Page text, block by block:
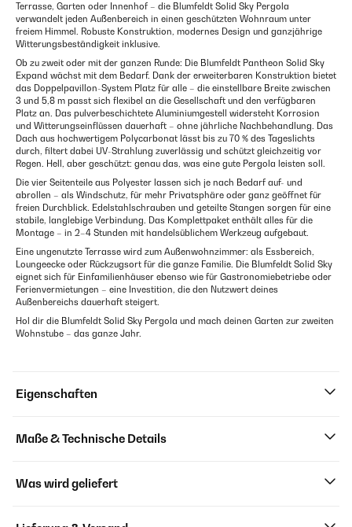
Terrasse, Garten oder Innenhof – die Blumfeldt Solid Sky Pergola
verwandelt jeden Außenbereich in einen geschützten Wohnraum unter
freiem Himmel. Robuste Konstruktion, modernes Design und ganzjährige
Witterungsbeständigkeit inklusive.
Ob zu zweit oder mit der ganzen Runde: Die Blumfeldt Pantheon Solid Sky
Expand wächst mit dem Bedarf. Dank der erweiterbaren Konstruktion bietet
das Doppelpavillon-System Platz für alle – die einstellbare Breite zwischen
3 und 5,8 m passt sich flexibel an die Gesellschaft und den verfügbaren
Platz an. Das pulverbeschichtete Aluminiumgestell widersteht Korrosion
und Witterungseinflüssen dauerhaft – ohne jährliche Nachbehandlung. Das
Dach aus hochwertigem Polycarbonat lässt bis zu 70 % des Tageslichts
durch, filtert dabei UV-Strahlung zuverlässig und schützt gleichzeitig vor
Regen. Hell, aber geschützt: genau das, was eine gute Pergola leisten soll.
Die vier Seitenteile aus Polyester lassen sich je nach Bedarf auf- und
abrollen – als Windschutz, für mehr Privatsphäre oder ganz geöffnet für
freien Durchblick. Edelstahlschrauben und geteilte Stangen sorgen für eine
stabile, langlebige Verbindung. Das Komplettpaket enthält alles für die
Montage – in 2–4 Stunden mit handelsüblichem Werkzeug aufgebaut.
Eine ungenutzte Terrasse wird zum Außenwohnzimmer: als Essbereich,
Loungeecke oder Rückzugsort für die ganze Familie. Die Blumfeldt Solid Sky
eignet sich für Einfamilienhäuser ebenso wie für Gastronomiebetriebe oder
Ferienvermietungen – eine Investition, die den Nutzwert deines
Außenbereichs dauerhaft steigert.
Hol dir die Blumfeldt Solid Sky Pergola und mach deinen Garten zur zweiten
Wohnstube – das ganze Jahr.
Eigenschaften
Maße & Technische Details
Was wird geliefert